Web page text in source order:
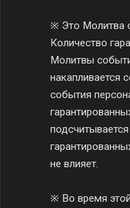
※ Это Молитва
Количество
Молитвы
накапливается
события
не влияет.
※ Во время